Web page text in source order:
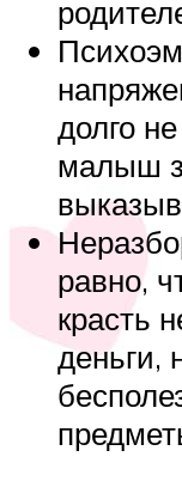
долго
малыш
равно,
красть
деньги,